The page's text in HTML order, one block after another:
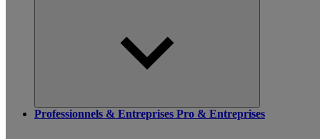
Professionnels & Entreprises Pro & Entreprises